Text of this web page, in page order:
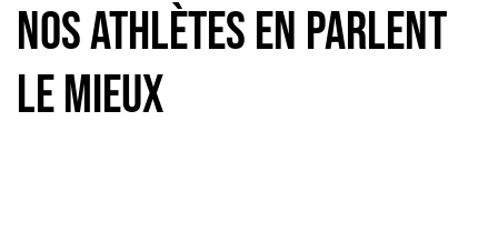
Nos athlètes en parlent
le mieux